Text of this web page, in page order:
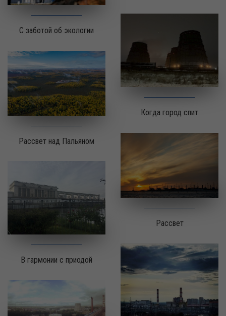
С заботой об экологии
Когда город спит
Рассвет над Пальяном
Рассвет
В гармонии с приодой